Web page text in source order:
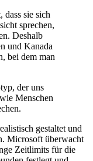
sie sich
sprechen,
Deshalb
und Kanada
bei dem man
der uns
Menschen
gestaltet und
Microsoft überwacht
Zeitlimits für die